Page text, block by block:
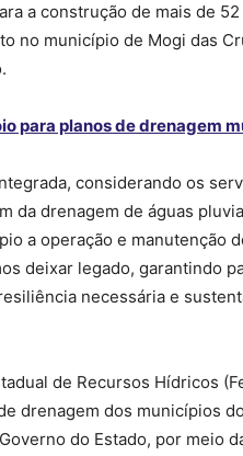
a construção de mais de
no município de Mogi das
para planos de drenagem
considerando os
da drenagem de águas
a operação e manutenção
deixar legado, garantindo
necessária e
de Recursos Hídricos
drenagem dos municípios
do Estado, por meio